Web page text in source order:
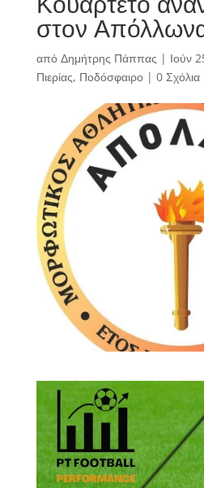
στον
από Δημήτρης Πάππας | Ιούν
Πιερίας, Ποδόσφαιρο| 0 Σχόλια